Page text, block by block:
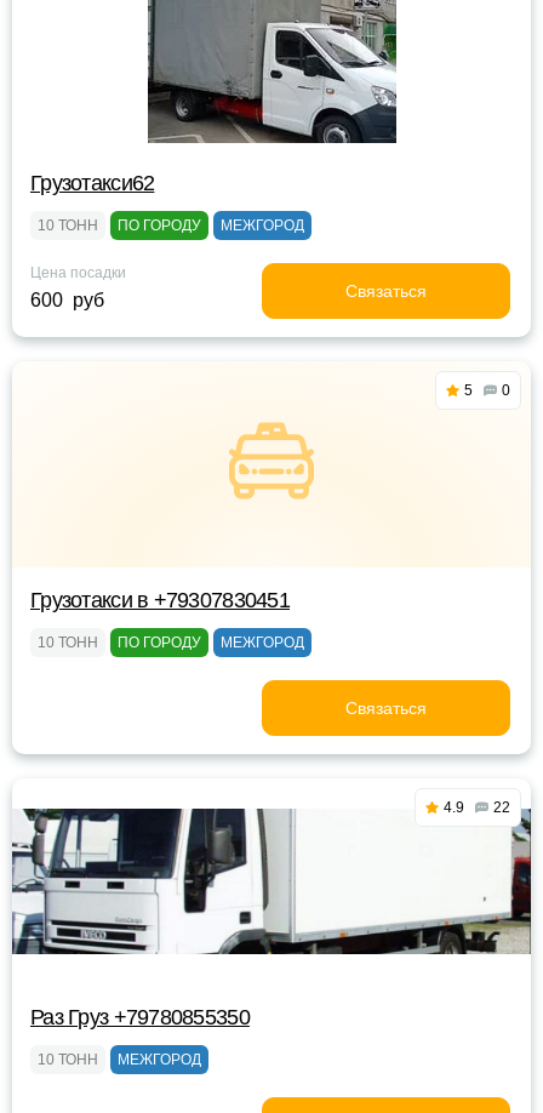
Грузотакси62
10 ТОНН ПО ГОРОДУ МЕЖГОРОД
Цена посадки
600 руб Связаться
5 0
Грузотакси в +79307830451
10 ТОНН ПО ГОРОДУ МЕЖГОРОД
Связаться
4.9 22
Раз Груз +79780855350
10 ТОНН МЕЖГОРОД